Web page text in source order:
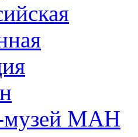
музей МАН